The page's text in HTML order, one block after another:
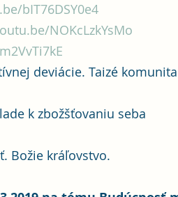
bIT76DSY0e4
NOKcLzkYsMo
deviácie. Taizé
k zbožšťovaniu seba
Božie kráľovstvo.